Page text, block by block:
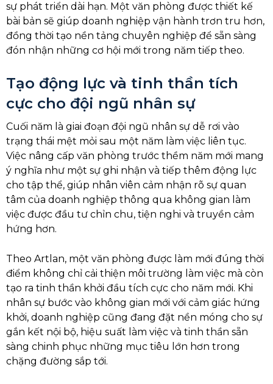
sự phát triển dài hạn. Một văn phòng được thiết kế
bài bản sẽ giúp doanh nghiệp vận hành trơn tru hơn,
đồng thời tạo nền tảng chuyên nghiệp để sẵn sàng
đón nhận những cơ hội mới trong năm tiếp theo.
Tạo động lực và tinh thần tích
cực cho đội ngũ nhân sự
Cuối năm là giai đoạn đội ngũ nhân sự dễ rơi vào
trạng thái mệt mỏi sau một năm làm việc liên tục.
Việc nâng cấp văn phòng trước thềm năm mới mang
ý nghĩa như một sự ghi nhận và tiếp thêm động lực
cho tập thể, giúp nhân viên cảm nhận rõ sự quan
tâm của doanh nghiệp thông qua không gian làm
việc được đầu tư chỉn chu, tiện nghi và truyền cảm
hứng hơn.
Theo Artlan, một văn phòng được làm mới đúng thời
điểm không chỉ cải thiện môi trường làm việc mà còn
tạo ra tinh thần khởi đầu tích cực cho năm mới. Khi
nhân sự bước vào không gian mới với cảm giác hứng
khởi, doanh nghiệp cũng đang đặt nền móng cho sự
gắn kết nội bộ, hiệu suất làm việc và tinh thần sẵn
sàng chinh phục những mục tiêu lớn hơn trong
chặng đường sắp tới.